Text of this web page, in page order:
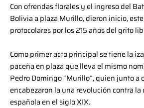
Con ofrendas florales y el ingreso del
Bolivia a plaza Murillo, dieron inicio,
protocolares por los 215 años del grito
Como primer acto principal se tiene la
paceña en plaza que lleva el mismo
Pedro Domingo “Murillo”, quien junto a
encabezaron la una revolución contra la
española en el siglo XIX.